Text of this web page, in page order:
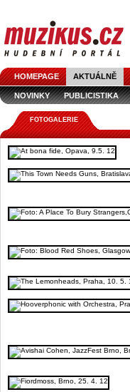
HOMEPAGE AKTUÁLNĚ
NOVINKY PUBLICISTIKA
FOTOGALERIE